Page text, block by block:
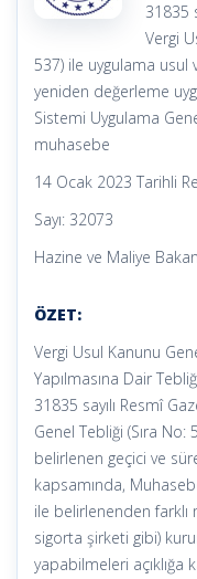
31835
Vergi
537) ile uygulama usul
yeniden değerleme
Sistemi Uygulama
muhasebe
14 Ocak 2023 Tarihli
Sayı: 32073
Hazine ve Maliye
ÖZET:
Vergi Usul Kanunu
Yapılmasına Dair
31835 sayılı Resmî
Genel Tebliği (Sıra No:
belirlenen geçici ve
kapsamında,
ile belirlenenden
sigorta şirketi gibi)
yapabilmeleri